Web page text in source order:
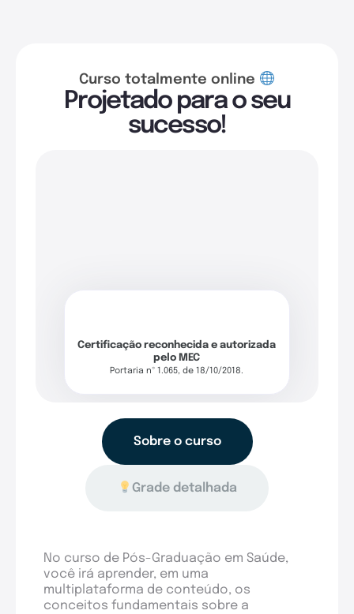
Curso totalmente online
Projetado para o seu
sucesso!
Certificação reconhecida e autorizada
pelo MEC
Portaria nº 1.065, de 18/10/2018.
Sobre o curso
Grade detalhada
No curso de Pós-Graduação em Saúde,
você irá aprender, em uma
multiplataforma de conteúdo, os
conceitos fundamentais sobre a